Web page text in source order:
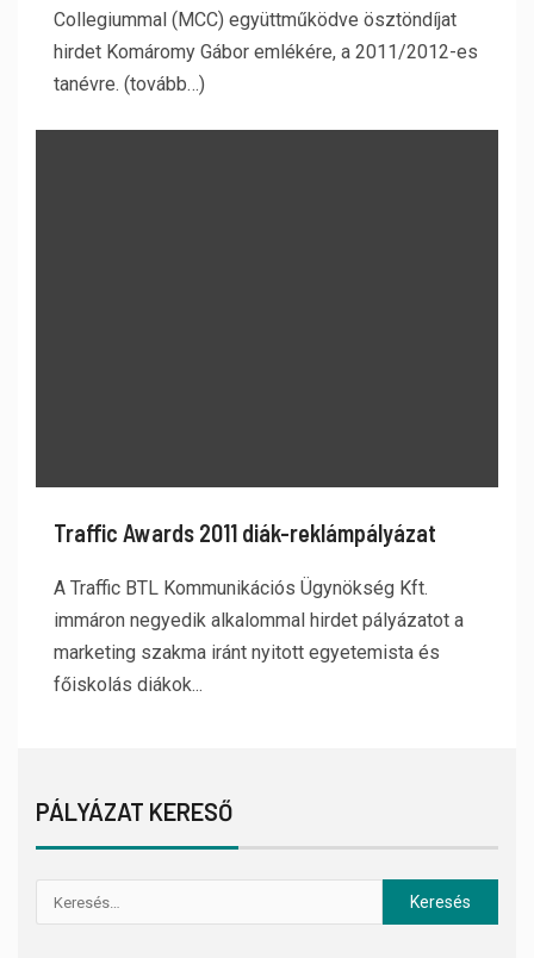
Collegiummal (MCC) együttműködve ösztöndíjat
hirdet Komáromy Gábor emlékére, a 2011/2012-es
tanévre. (tovább…)
Traffic Awards 2011 diák-reklámpályázat
A Traffic BTL Kommunikációs Ügynökség Kft.
immáron negyedik alkalommal hirdet pályázatot a
marketing szakma iránt nyitott egyetemista és
főiskolás diákok...
PÁLYÁZAT KERESŐ